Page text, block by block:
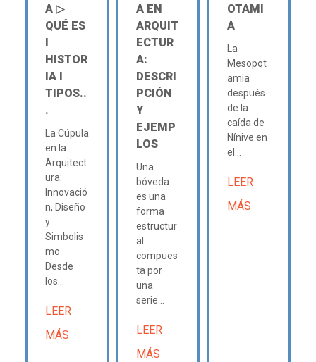
A ▷
QUÉ ES
HISTOR
IA Ι
TIPOS..
.
La Cúpula
en la
Arquitect
ura:
Innovació
n, Diseño
y
Simbolis
mo
Desde
los...
LEER
MÁS
A EN
ARQUIT
ECTUR
A:
DESCRI
PCIÓN
Y
EJEMP
LOS
Una
bóveda
es una
forma
estructur
al
compues
ta por
una
serie...
LEER
MÁS
OTAMI
A
La
Mesopot
amia
después
de la
caída de
Nínive en
el...
LEER
MÁS